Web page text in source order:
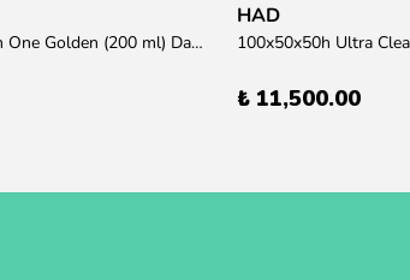
"MasterLine All In One Golden (200 ml) Daha yüksek zorluk derecesine sahip bitkiler için Özel formül Tam Besin "
HAD
₺ 11,500.00